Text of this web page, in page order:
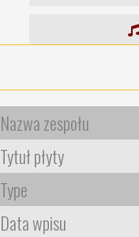
Nazwa zespołu
Tytuł płyty
Type
Data wpisu